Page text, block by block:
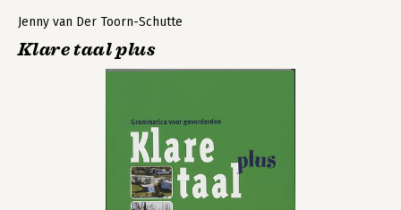
Jenny van Der Toorn-Schutte
Klare taal plus